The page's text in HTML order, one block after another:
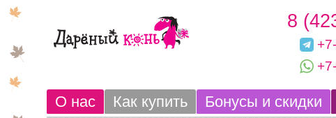
8
О нас Как купить Бонусы и скидки